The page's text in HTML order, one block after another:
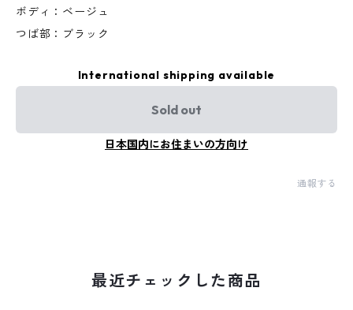
ボディ：ベージュ
つば部：ブラック
International shipping available
Sold out
日本国内にお住まいの方向け
通報する
最近チェックした商品